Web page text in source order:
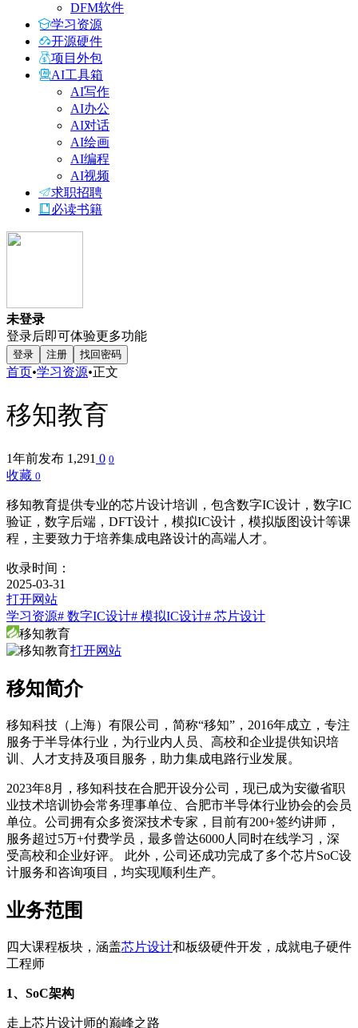
DFM软件
学习资源
开源硬件
项目外包
AI工具箱
AI写作
AI办公
AI对话
AI绘画
AI编程
AI视频
求职招聘
必读书籍
未登录
登录后即可体验更多功能
登录 注册 找回密码
首页•学习资源•正文
移知教育
1年前发布 1,291 0 0
收藏 0
移知教育提供专业的芯片设计培训，包含数字IC设计，数字IC
验证，数字后端，DFT设计，模拟IC设计，模拟版图设计等课
程，主要致力于培养集成电路设计的高端人才。
收录时间：
2025-03-31
打开网站
学习资源# 数字IC设计# 模拟IC设计# 芯片设计
移知教育
打开网站
移知简介
移知科技（上海）有限公司，简称“移知”，2016年成立，专注
服务于半导体行业，为行业内人员、高校和企业提供知识培
训、人才支持及项目服务，助力集成电路行业发展。
2023年8月，移知科技在合肥开设分公司，现已成为安徽省职
业技术培训协会常务理事单位、合肥市半导体行业协会的会员
单位。公司拥有众多资深技术专家，目前有200+签约讲师，
服务超过5万+付费学员，最多曾达6000人同时在线学习，深
受高校和企业好评。 此外，公司还成功完成了多个芯片SoC设
计服务和咨询项目，均实现顺利生产。
业务范围
四大课程板块，涵盖芯片设计和板级硬件开发，成就电子硬件
工程师
1、SoC架构
走上芯片设计师的巅峰之路